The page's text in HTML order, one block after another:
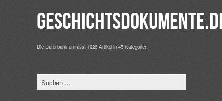
Die Datenbank umfasst 1926 Artikel in 45 Kategorien.